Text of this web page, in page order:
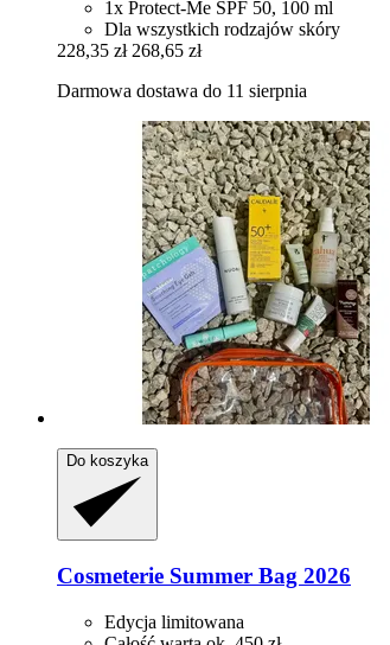
1x Protect-Me SPF 50, 100 ml
Dla wszystkich rodzajów skóry
228,35 zł 268,65 zł
Darmowa dostawa do 11 sierpnia
Do koszyka
Cosmeterie Summer Bag 2026
Edycja limitowana